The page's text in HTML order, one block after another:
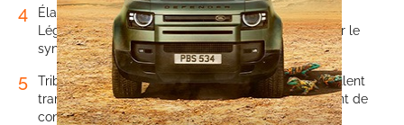
4
Élargir la Botola Pro pour sauver son club (et ses
Législatives): pourquoi Bensaïd doit à tout prix éviter le
syndrome des «fraqchia»
5
Tribune. Coupe du monde 2030: quand certains veulent
transformer un projet de réconciliation en instrument de
confrontation